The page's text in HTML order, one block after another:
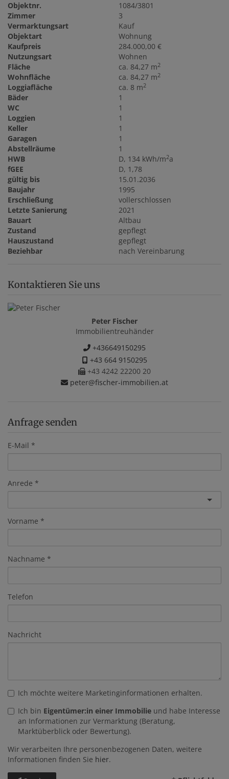
Objektnr.
1084/3801
Zimmer
3
Vermarktungsart
Kauf
Objektart
Wohnung
Kaufpreis
284.000,00 €
Nutzungsart
Wohnen
Fläche
ca. 84,27 m2
Wohnfläche ca. 84,27 m2
Loggiafläche ca. 8 m2
Bäder
1
WC
1
Loggien
1
Keller
1
Garagen
1
Abstellräume
1
HWB
D, 134 kWh/m2a
fGEE
D, 1,78
gültig bis
15.01.2036
Baujahr
1995
Erschließung
vollerschlossen
Letzte Sanierung
2021
Bauart
Altbau
Zustand
gepflegt
Hauszustand
gepflegt
Beziehbar
nach Vereinbarung
Kontaktieren Sie uns
Peter Fischer
Immobilientreuhänder
+436649150295
+43 664 9150295
+43 4242 22200 20
peter@fischer-immobilien.at
Anfrage senden
E-Mail
Anrede
Vorname
Nachname
Telefon
Nachricht
Ich möchte weitere Marketinginformationen erhalten.
Ich bin Eigentümer:in einer Immobilie und habe Interesse
an Informationen zur Vermarktung (Beratung,
Marktüberblick oder Bewertung).
Wir verarbeiten Ihre personenbezogenen Daten, weitere
Informationen finden Sie hier.